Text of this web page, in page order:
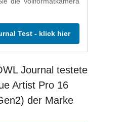
Test - klick hier
Journal testete
Artist Pro 16
der Marke